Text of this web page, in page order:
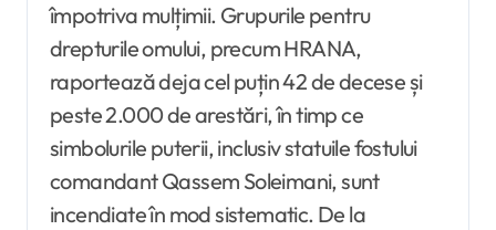
împotriva mulțimii. Grupurile pentru
drepturile omului, precum HRANA,
raportează deja cel puțin 42 de decese și
peste 2.000 de arestări, în timp ce
simbolurile puterii, inclusiv statuile fostului
comandant Qassem Soleimani, sunt
incendiate în mod sistematic. De la